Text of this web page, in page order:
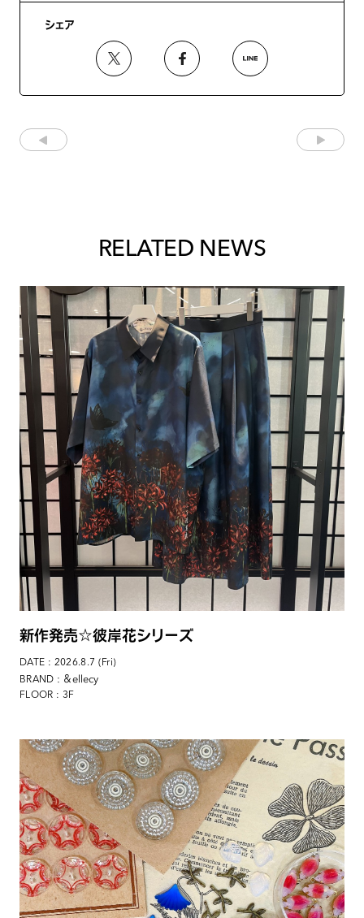
シェア
RELATED NEWS
新作発売☆彼岸花シリーズ
DATE : 2026.8.7 (Fri)
BRAND : ＆ellecy
FLOOR : 3F